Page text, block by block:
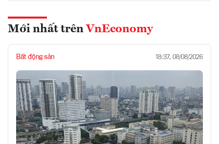
Mới nhất trên VnEconomy
Bất động sản 18:37, 08/08/2026